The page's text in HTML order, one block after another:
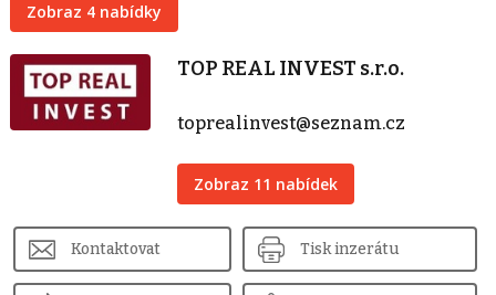
Zobraz 4 nabídky
TOP REAL INVEST s.r.o.
toprealinvest@seznam.cz
Zobraz 11 nabídek
Kontaktovat Tisk inzerátu